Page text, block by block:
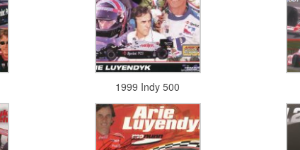
1999 Indy 500